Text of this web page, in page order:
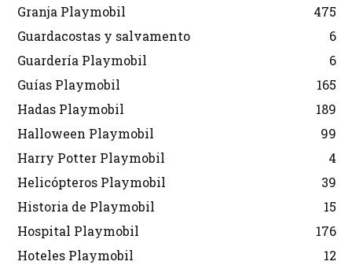
Granja Playmobil
475
Guardacostas y salvamento
6
Guardería Playmobil
6
Guías Playmobil
165
Hadas Playmobil
189
Halloween Playmobil
99
Harry Potter Playmobil
4
Helicópteros Playmobil
39
Historia de Playmobil
15
Hospital Playmobil
176
Hoteles Playmobil
12